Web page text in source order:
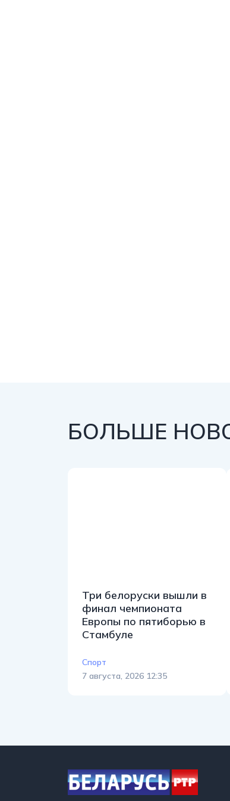
БОЛЬШЕ
Три белоруски вышли в
финал чемпионата
Европы по пятиборью в
Стамбуле
Спорт
7 августа, 2026 12:35